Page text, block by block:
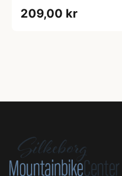
209,00 kr